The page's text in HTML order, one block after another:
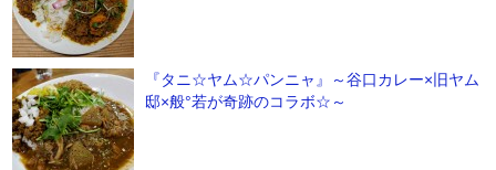
『タニ☆ヤム☆パンニャ』～谷口カレー×旧ヤム
邸×般°若が奇跡のコラボ☆～